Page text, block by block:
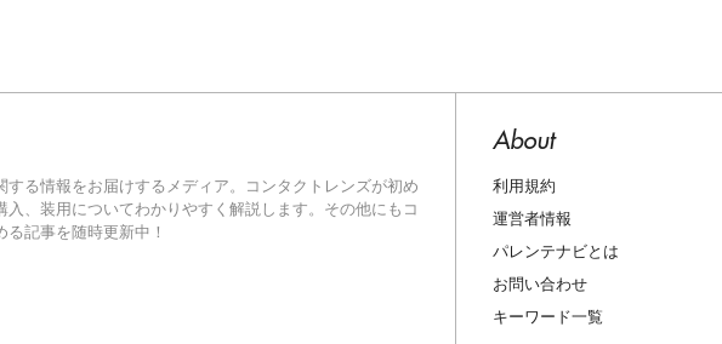
する情報をお届けするメディア。コンタクトレンズが初め
入、装用についてわかりやすく解説します。その他にもコ
記事を随時更新中！
About
利用規約
運営者情報
パレンテナビとは
お問い合わせ
キーワード一覧